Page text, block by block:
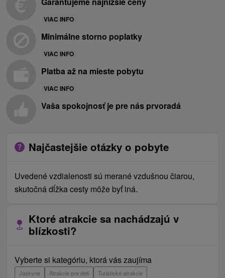
VIAC INFO
Minimálne storno poplatky
VIAC INFO
Platba až na mieste pobytu
VIAC INFO
Vaša spokojnosť je pre nás prvoradá
Najčastejšie otázky o pobyte
Uvedené vzdialenosti sú merané vzdušnou čiarou,
skutočná dĺžka cesty môže byť iná.
Ktoré atrakcie sa nachádzajú v
blízkosti?
Vyberte si kategóriu, ktorá vás zaujíma
Jaskyne Atrakcie pre deti
Turistické atrakcie